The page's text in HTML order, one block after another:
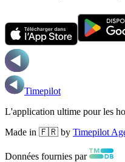
Timepilot
L'application ultime pour les
Made in 🇫🇷 by Timepilot
Données fournies par